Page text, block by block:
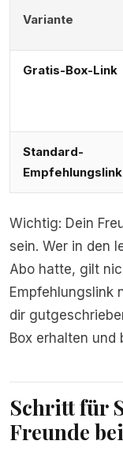
Variante
Gratis-Box-Link
Standard-
Empfehlungslink
Wichtig: Dein
sein. Wer in den
Abo hatte, gilt
Empfehlungslink
dir
Box erhalten und
Schritt für
Freunde